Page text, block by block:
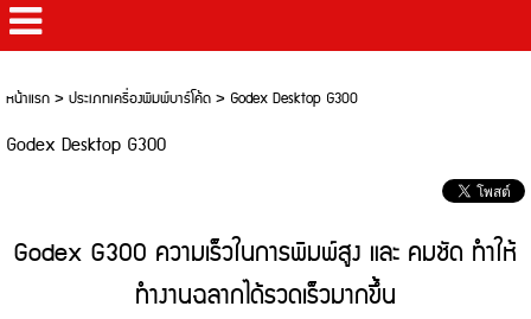
หน้าแรก>ประเภทเครื่องพิมพ์บาร์โค้ด> Godex Desktop G300
Godex Desktop G300
Godex G300 ความเร็วในการพิมพ์สูง และ คมชัด ทำให้
ทำงานฉลากได้รวดเร็วมากขึ้น